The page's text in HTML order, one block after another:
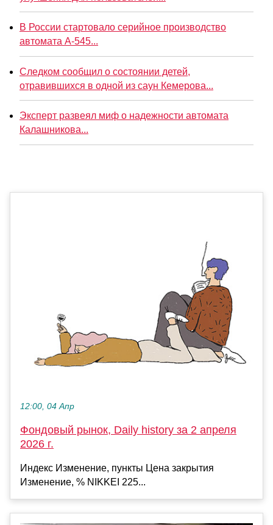
В России стартовало серийное производство
автомата А-545...
Следком сообщил о состоянии детей,
отравившихся в одной из саун Кемерова...
Эксперт развеял миф о надежности автомата
Калашникова...
12:00, 04 Апр
Фондовый рынок, Daily history за 2 апреля
2026 г.
Индекс Изменение, пункты Цена закрытия
Изменение, % NIKKEI 225...